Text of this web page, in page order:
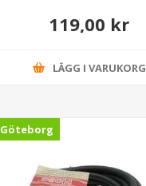
119,00 kr
LÄGG I VARUKORG
Göteborg